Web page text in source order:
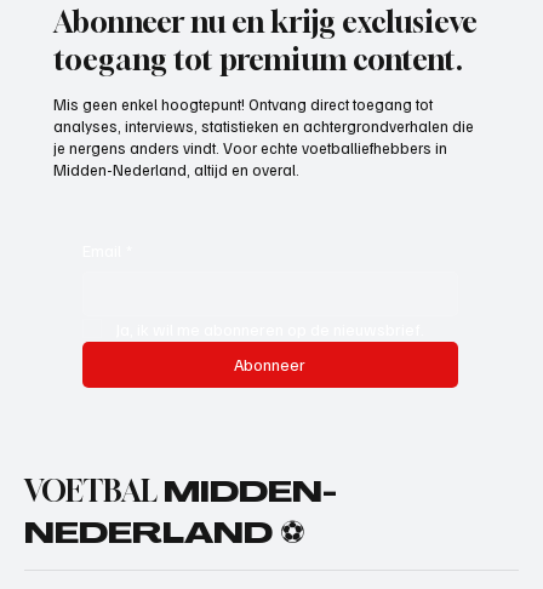
Abonneer nu en krijg exclusieve
toegang tot premium content.
Mis geen enkel hoogtepunt! Ontvang direct toegang tot
analyses, interviews, statistieken en achtergrondverhalen die
je nergens anders vindt. Voor echte voetballiefhebbers in
Midden-Nederland, altijd en overal.
Abonneer
VOETBAL MIDDEN-
NEDERLAND ⚽